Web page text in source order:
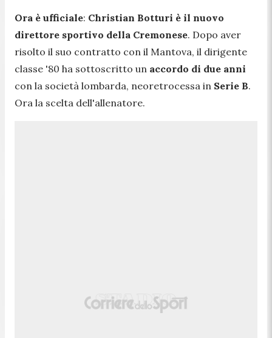
Ora è ufficiale: Christian Botturi è il nuovo
direttore sportivo della Cremonese. Dopo aver
risolto il suo contratto con il Mantova, il dirigente
classe '80 ha sottoscritto un accordo di due anni
con la società lombarda, neoretrocessa in Serie B.
Ora la scelta dell'allenatore.